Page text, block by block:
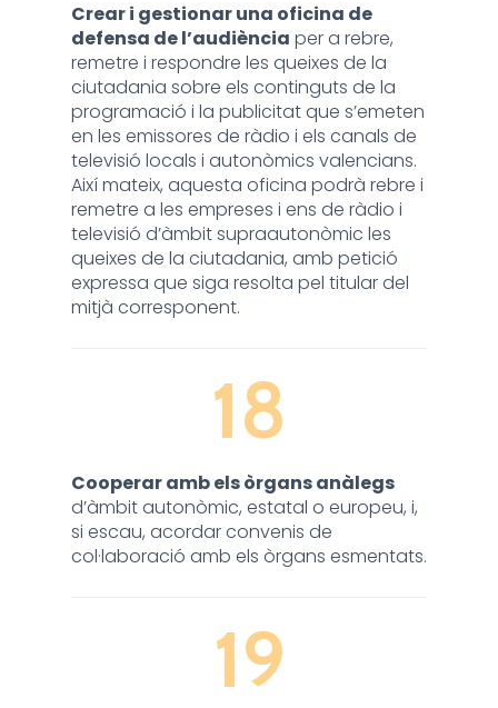
Crear i gestionar una oficina de
defensa de l’audiència per a rebre,
remetre i respondre les queixes de la
ciutadania sobre els continguts de la
programació i la publicitat que s’emeten
en les emissores de ràdio i els canals de
televisió locals i autonòmics valencians.
Així mateix, aquesta oficina podrà rebre i
remetre a les empreses i ens de ràdio i
televisió d’àmbit supraautonòmic les
queixes de la ciutadania, amb petició
expressa que siga resolta pel titular del
mitjà corresponent.
18
Cooperar amb els òrgans anàlegs
d’àmbit autonòmic, estatal o europeu, i,
si escau, acordar convenis de
col·laboració amb els òrgans esmentats.
19